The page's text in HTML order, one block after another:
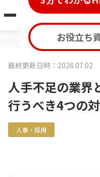
お役立ち
最終更新日時：2026.07.02
人手不足の業界
行うべき4つの
人事・採用